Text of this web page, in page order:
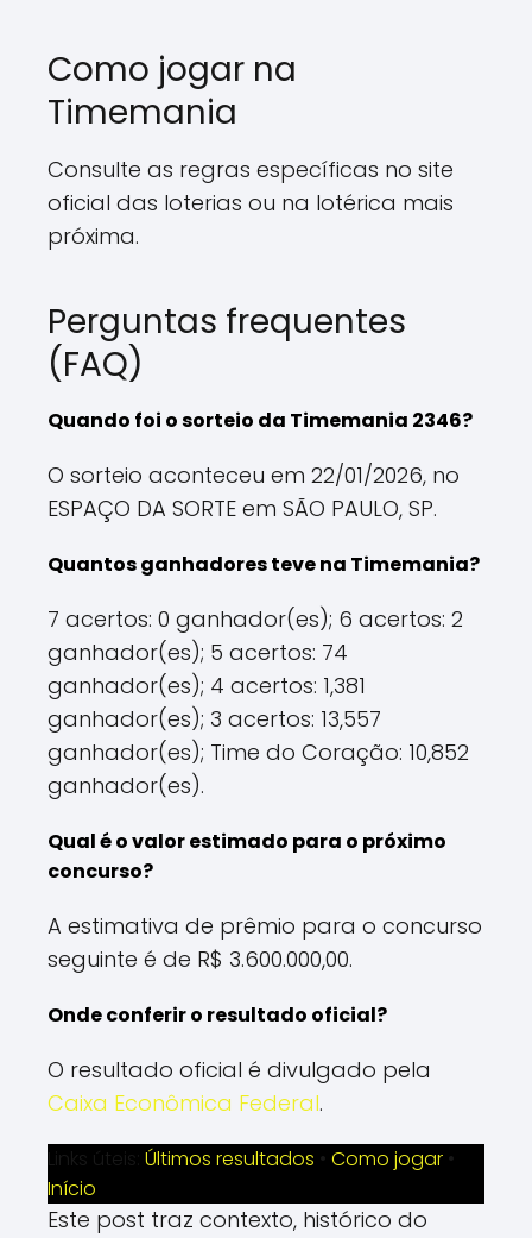
Como jogar na
Timemania
Consulte as regras específicas no site
oficial das loterias ou na lotérica mais
próxima.
Perguntas frequentes
(FAQ)
Quando foi o sorteio da Timemania 2346?
O sorteio aconteceu em 22/01/2026, no
ESPAÇO DA SORTE em SÃO PAULO, SP.
Quantos ganhadores teve na Timemania?
7 acertos: 0 ganhador(es); 6 acertos: 2
ganhador(es); 5 acertos: 74
ganhador(es); 4 acertos: 1,381
ganhador(es); 3 acertos: 13,557
ganhador(es); Time do Coração: 10,852
ganhador(es).
Qual é o valor estimado para o próximo
concurso?
A estimativa de prêmio para o concurso
seguinte é de R$ 3.600.000,00.
Onde conferir o resultado oficial?
O resultado oficial é divulgado pela
Caixa Econômica Federal.
Links úteis: Últimos resultados • Como jogar •
Início
Este post traz contexto, histórico do